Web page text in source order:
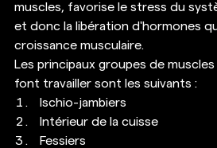
muscles, favorise le stress du
et donc la libération d'hormones
croissance musculaire.
Les principaux groupes de
font travailler sont les suivants :
Ischio-jambiers
Intérieur de la cuisse
Fessiers